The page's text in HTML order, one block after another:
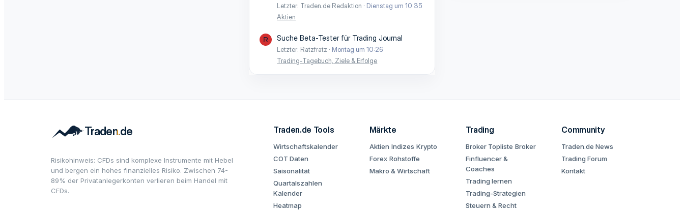
Letzter: Traden.de Redaktion
Dienstag um 10:35
Aktien
R Suche Beta-Tester für Trading Journal
Letzter: Ratzfratz
Montag um 10:26
Trading-Tagebuch, Ziele & Erfolge
Risikohinweis: CFDs sind komplexe Instrumente mit Hebel
und bergen ein hohes finanzielles Risiko. Zwischen 74-
89% der Privatanlegerkonten verlieren beim Handel mit
CFDs.
Traden.de Tools
Wirtschaftskalender
COT Daten
Saisonalität
Quartalszahlen
Kalender
Heatmap
Märkte
Aktien Indizes Krypto
Forex Rohstoffe
Makro & Wirtschaft
Trading
Broker Topliste Broker
Finfluencer &
Coaches
Trading lernen
Trading-Strategien
Steuern & Recht
Community
Traden.de News
Trading Forum
Kontakt